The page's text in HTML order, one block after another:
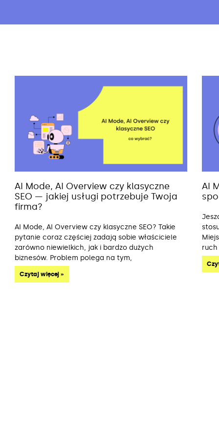
AI Mode, AI Overview czy klasyczne
SEO — jakiej usługi potrzebuje Twoja
firma?
AI Mode, AI Overview czy klasyczne SEO? Takie
pytanie coraz częściej zadają sobie właściciele
zarówno niewielkich, jak i bardzo dużych
biznesów. Problem polega na tym,
Czytaj więcej »
AI
ruch